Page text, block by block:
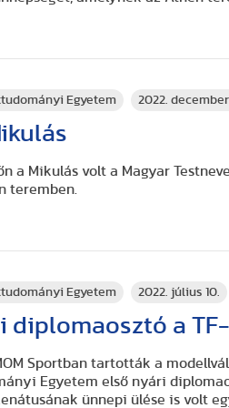
Egyetem 2022. december
a Mikulás volt a Magyar
teremben.
Egyetem 2022. július 10.
diplomaosztó a
Sportban tartották a
Egyetem első nyári
ünnepi ülése is volt